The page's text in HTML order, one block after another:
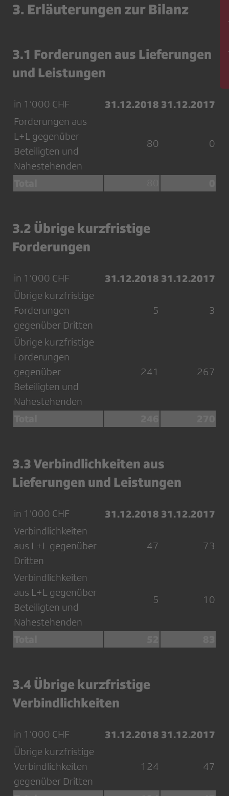
3. Erläuterungen zur Bilanz
3.1 Forderungen aus Lieferungen
und Leistungen
in 1’000 CHF 31.12.2018 31.12.2017
Forderungen aus
L+L gegenüber
Beteiligten und
Nahestehenden
80 0
3.2 Übrige kurzfristige
Forderungen
in 1’000 CHF 31.12.2018 31.12.2017
Übrige kurzfristige
Forderungen
gegenüber Dritten
5 3
Übrige kurzfristige
Forderungen
gegenüber
Beteiligten und
Nahestehenden
241 267
3.3 Verbindlichkeiten aus
Lieferungen und Leistungen
in 1’000 CHF 31.12.2018 31.12.2017
Verbindlichkeiten
aus L+L gegenüber
Dritten
47 73
Verbindlichkeiten
aus L+L gegenüber
Beteiligten und
Nahestehenden
5 10
3.4 Übrige kurzfristige
Verbindlichkeiten
in 1’000 CHF 31.12.2018 31.12.2017
Übrige kurzfristige
Verbindlichkeiten
gegenüber Dritten
124 47